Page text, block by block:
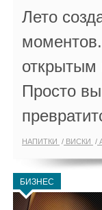
Лето
открытым
Просто
НАПИТКИ ВИСКИ
БИЗНЕС